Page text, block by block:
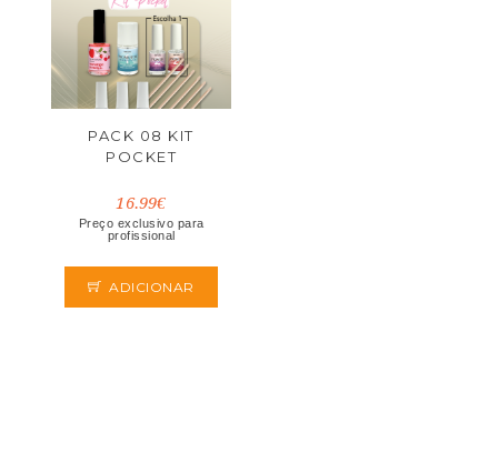
PACK 08 KIT
POCKET
16.99€
Preço exclusivo para
profissional
ADICIONAR